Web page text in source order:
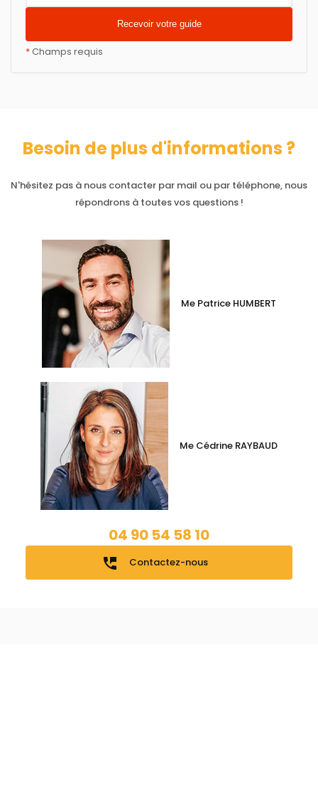
*Champs requis
Besoin de plus d'informations ?
N'hésitez pas à nous contacter par mail ou par téléphone, nous
répondrons à toutes vos questions !
Me Patrice HUMBERT
Me Cédrine RAYBAUD
04 90 54 58 10
perm_phone_msg Contactez-nous